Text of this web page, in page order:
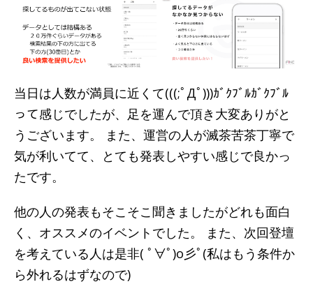
当日は人数が満員に近くて(((;ﾟДﾟ)))ｶﾞｸﾌﾞﾙｶﾞｸﾌﾞﾙ
って感じでしたが、足を運んで頂き大変ありがと
うございます。 また、運営の人が滅茶苦茶丁寧で
気が利いてて、とても発表しやすい感じで良かっ
たです。
他の人の発表もそこそこ聞きましたがどれも面白
く、オススメのイベントでした。 また、次回登壇
を考えている人は是非( ﾟ∀ﾟ)o彡ﾟ(私はもう条件か
ら外れるはずなので)